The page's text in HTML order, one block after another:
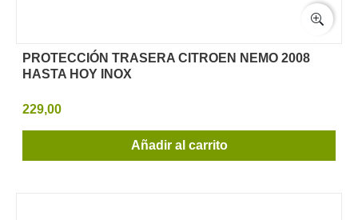
PROTECCIÓN TRASERA CITROEN NEMO 2008
HASTA HOY INOX
229,00
Añadir al carrito